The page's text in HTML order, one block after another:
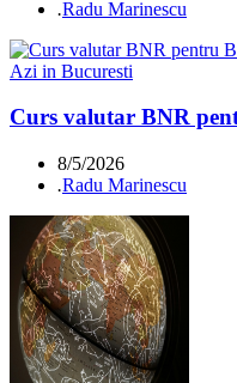
.Radu Marinescu
Azi in Bucuresti
Curs valutar BNR
8/5/2026
.Radu Marinescu